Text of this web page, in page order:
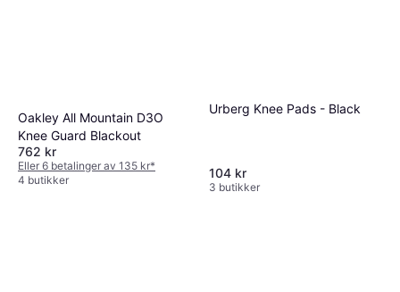
Oakley All Mountain D3O
Knee Guard Blackout
762 kr
Eller 6 betalinger av 135 kr*
4 butikker
Urberg Knee Pads - Black
104 kr
3 butikker